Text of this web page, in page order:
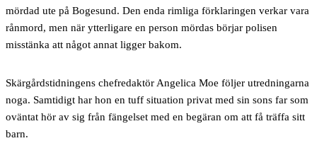
mördad ute på Bogesund. Den enda rimliga förklaringen verkar vara
rånmord, men när ytterligare en person mördas börjar polisen
misstänka att något annat ligger bakom.
Skärgårdstidningens chefredaktör Angelica Moe följer utredningarna
noga. Samtidigt har hon en tuff situation privat med sin sons far som
oväntat hör av sig från fängelset med en begäran om att få träffa sitt
barn.